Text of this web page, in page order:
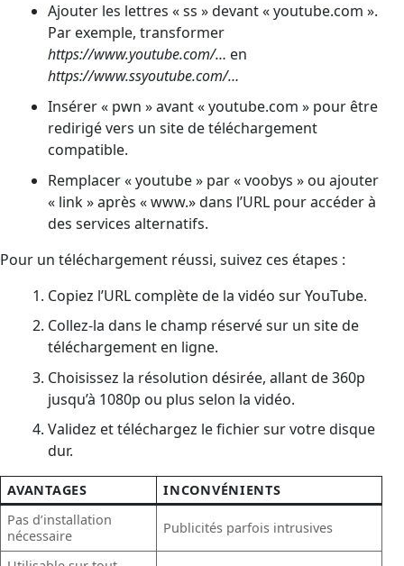
Ajouter les lettres « ss » devant « youtube.com ».
Par exemple, transformer
https://www.youtube.com/… en
https://www.ssyoutube.com/…
Insérer « pwn » avant « youtube.com » pour être
redirigé vers un site de téléchargement
compatible.
Remplacer « youtube » par « voobys » ou ajouter
« link » après « www.» dans l’URL pour accéder à
des services alternatifs.
Pour un téléchargement réussi, suivez ces étapes :
Copiez l’URL complète de la vidéo sur YouTube.
Collez-la dans le champ réservé sur un site de
téléchargement en ligne.
Choisissez la résolution désirée, allant de 360p
jusqu’à 1080p ou plus selon la vidéo.
Validez et téléchargez le fichier sur votre disque
dur.
AVANTAGES
INCONVÉNIENTS
Pas d’installation
nécessaire
Publicités parfois intrusives